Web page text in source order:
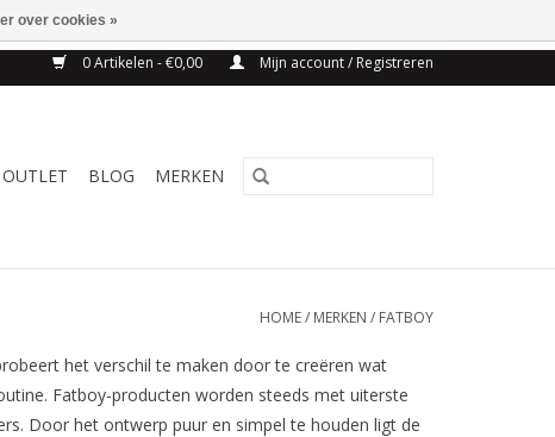
0 Artikelen - €0,00 Mijn account / Registreren
OUTLET BLOG MERKEN
HOME/ MERKEN / FATBOY
het verschil te maken door te creëren wat
Fatboy-producten worden steeds met uiterste
Door het ontwerp puur en simpel te houden ligt de
over cookies »
BELGIE VANAF 75€